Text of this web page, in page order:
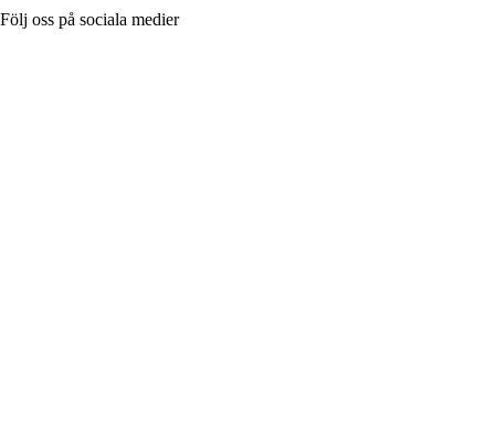
Följ oss på sociala medier